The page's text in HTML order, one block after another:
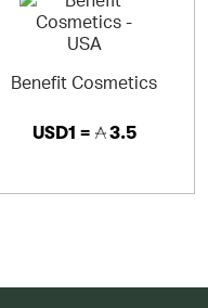
Benefit Cosmetics
USD1 = 3.5